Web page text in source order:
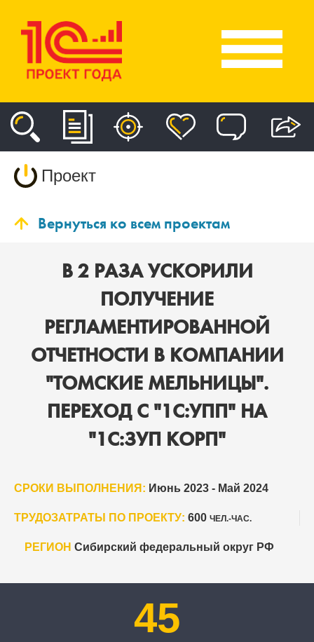
Проект
Вернуться ко всем проектам
В 2 РАЗА УСКОРИЛИ
ПОЛУЧЕНИЕ
РЕГЛАМЕНТИРОВАННОЙ
ОТЧЕТНОСТИ В КОМПАНИИ
"ТОМСКИЕ МЕЛЬНИЦЫ".
ПЕРЕХОД С "1С:УПП" НА
"1С:ЗУП КОРП"
СРОКИ ВЫПОЛНЕНИЯ: Июнь 2023 - Май 2024
ТРУДОЗАТРАТЫ ПО ПРОЕКТУ: 600 ЧЕЛ.-ЧАС.
РЕГИОН Сибирский федеральный округ РФ
45